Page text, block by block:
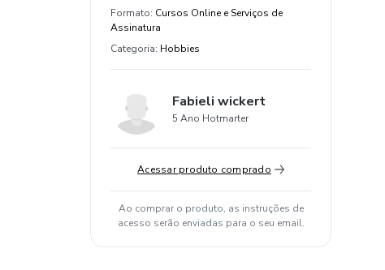
Estude do seu jeito e em qualquer
dispositivo
Formato: Cursos Online e Serviços de
Assinatura
Categoria: Hobbies
Fabieli wickert
5 Ano Hotmarter
Acessar produto comprado
Ao comprar o produto, as instruções de
acesso serão enviadas para o seu email.